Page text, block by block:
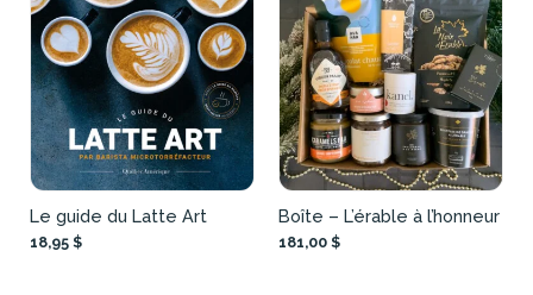
Le guide du Latte Art
18,95 $
Boîte – L’érable à l’honneur
181,00 $